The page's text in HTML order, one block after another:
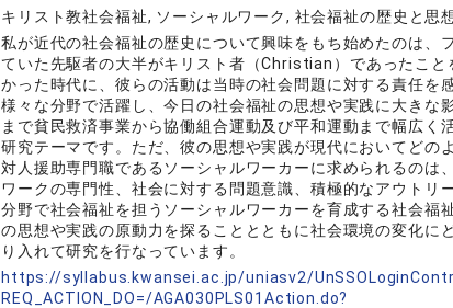
キリスト教社会福祉, ソーシャルワーク, 社会福祉の歴史と思
私が近代の社会福祉の歴史について興味をもち始めたのは、
ていた先駆者の大半がキリスト者（Christian）であったこ
かった時代に、彼らの活動は当時の社会問題に対する責任を
様々な分野で活躍し、今日の社会福祉の思想や実践に大きな
まで貧民救済事業から協働組合運動及び平和運動まで幅広く
研究テーマです。ただ、彼の思想や実践が現代においてどの
対人援助専門職であるソーシャルワーカーに求められるのは
ワークの専門性、社会に対する問題意識、積極的なアウトリ
分野で社会福祉を担うソーシャルワーカーを育成する社会福
の思想や実践の原動力を探ることとともに社会環境の変化に
り入れて研究を行なっています。
https://syllabus.kwansei.ac.jp/uniasv2/
REQ_ACTION_DO=/AGA030PLS01Action.do?